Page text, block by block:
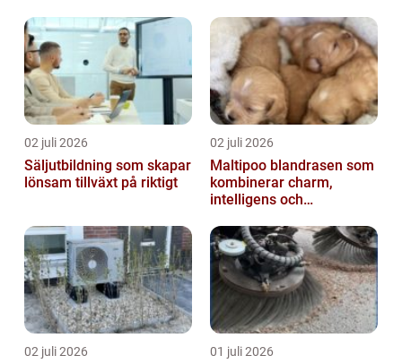
02 juli 2026
Säljutbildning som skapar
lönsam tillväxt på riktigt
02 juli 2026
Maltipoo blandrasen som
kombinerar charm,
intelligens och
02 juli 2026 01 juli 2026